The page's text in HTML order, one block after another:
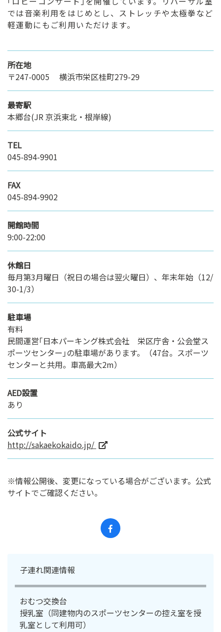
子連れ関連情報
おむつ交換台
授乳室（同建物内のスポーツセンターの控え室を授
乳室として利用可）
では音楽利用をはじめとし、ストレッチや太極拳など
軽運動にもご利用いただけます。
所在地
〒247-0005 横浜市栄区桂町279-29
最寄駅
本郷台(JR 京浜東北・根岸線)
TEL
045-894-9901
FAX
045-894-9902
開館時間
9:00-22:00
休館日
毎⽉第3月曜⽇（祝日の場合は翌火曜日）、年末年始（12/
30-1/3）
駐車場
有料
民間運営｢日本パーキング株式会社 栄区庁舎・公会堂ス
ポーツセンター｣の駐車場があります。（47台。スポーツ
センターと共用。車高最大2m）
AED設置
あり
公式サイト
http://sakaekokaido.jp/
※情報公開後、変更になっている場合がございます。公式
サイトでご確認ください。